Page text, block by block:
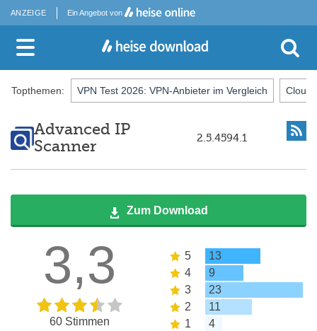
ANZEIGE Ein Angebot von
Topthemen: VPN Test 2026: VPN-Anbieter im Vergleich
Advanced IP
Scanner
2.5.4594.1
Zum Download
3,3
60 Stimmen
5
13
4
9
3
23
2
11
1
4